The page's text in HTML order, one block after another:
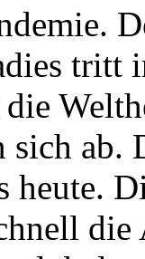
tritt
sich
heute.
die